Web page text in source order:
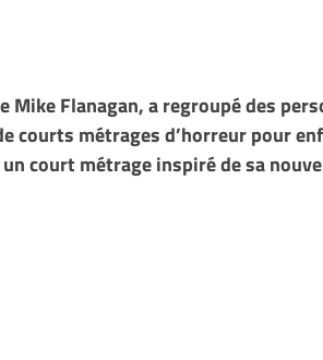
Mike Flanagan, a regroupé des
courts métrages d’horreur pour
court métrage inspiré de sa